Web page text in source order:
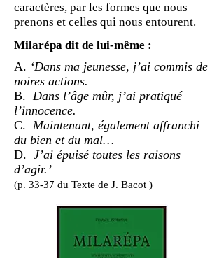
caractères, par les formes que nous
prenons et celles qui nous entourent.
Milarépa dit de lui-même :
A. ‘Dans ma jeunesse, j’ai commis de
noires actions.
B. Dans l’âge mûr, j’ai pratiqué
l’innocence.
C. Maintenant, également affranchi
du bien et du mal…
D. J’ai épuisé toutes les raisons
d’agir.’
(p. 33-37 du Texte de J. Bacot )